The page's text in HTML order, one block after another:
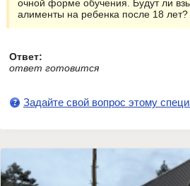
очной форме обучения. Будут ли
алименты на ребенка после 18 лет?
Ответ:
ответ готовится
Задайте свой вопрос этому